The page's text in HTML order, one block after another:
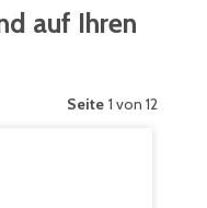
auf Ihren
Seite 1 von 12